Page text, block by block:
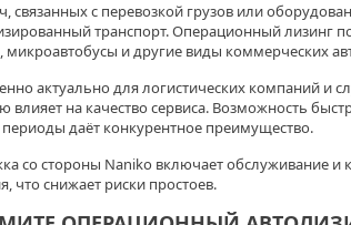
связанных с перевозкой грузов или
транспорт. Операционный лизинг
микроавтобусы и другие виды коммерческих
актуально для логистических компаний и
влияет на качество сервиса. Возможность
даёт конкурентное преимущество.
со стороны Naniko включает обслуживание и
что снижает риски простоев.